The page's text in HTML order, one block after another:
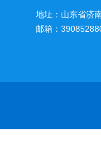
地址：山东省济
邮箱：